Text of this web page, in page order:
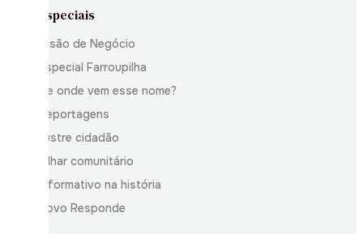
Especiais
Visão de Negócio
Especial Farroupilha
De onde vem esse nome?
Reportagens
Ilustre cidadão
Olhar comunitário
Informativo na história
Povo Responde